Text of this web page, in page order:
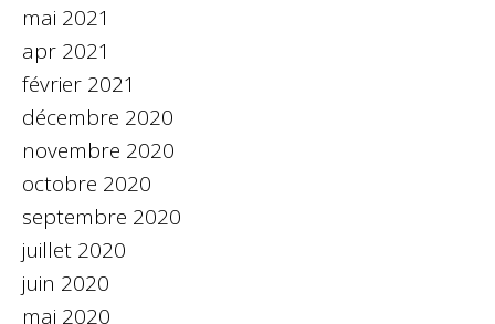
mai 2021
apr 2021
février 2021
décembre 2020
novembre 2020
octobre 2020
septembre 2020
juillet 2020
juin 2020
mai 2020